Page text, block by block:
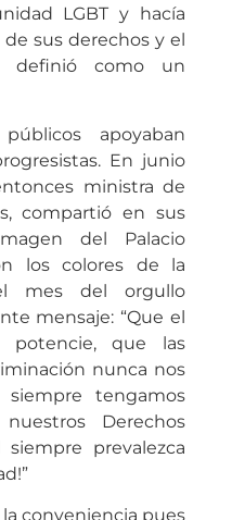
LGBT y hacía
sus derechos y el
definió como un
apoyaban
En junio
ministra de
compartió en sus
del Palacio
los colores de la
mes del orgullo
mensaje: “Que el
que las
nunca nos
tengamos
Derechos
prevalezca
conveniencia pues